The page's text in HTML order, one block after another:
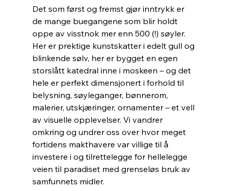
Det som først og fremst gjør inntrykk er
de mange buegangene som blir holdt
oppe av visstnok mer enn 500 (!) søyler.
Her er prektige kunstskatter i edelt gull og
blinkende sølv, her er bygget en egen
storslått katedral inne i moskeen – og det
hele er perfekt dimensjonert i forhold til
belysning, søyleganger, bønnerom,
malerier, utskjæringer, ornamenter – et vell
av visuelle opplevelser. Vi vandrer
omkring og undrer oss over hvor meget
fortidens makthavere var villige til å
investere i og tilrettelegge for hellelegge
veien til paradiset med grenseløs bruk av
samfunnets midler.